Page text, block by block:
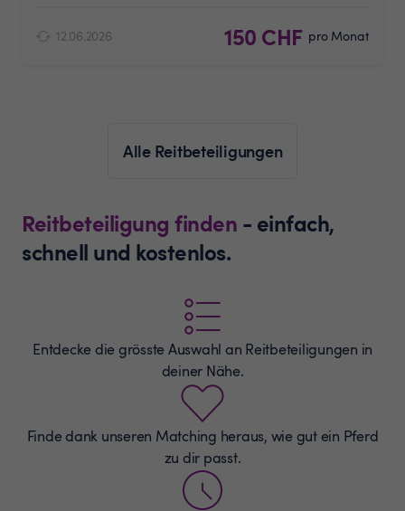
12.06.2026 150 CHF pro Monat
Alle Reitbeteiligungen
Reitbeteiligung finden - einfach,
schnell und kostenlos.
Entdecke die grösste Auswahl an Reitbeteiligungen in
deiner Nähe.
Finde dank unseren Matching heraus, wie gut ein Pferd
zu dir passt.